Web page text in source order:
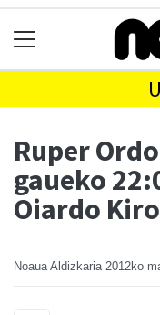
Ruper
gaueko
Oiardo
Noaua Aldizkaria 2012ko